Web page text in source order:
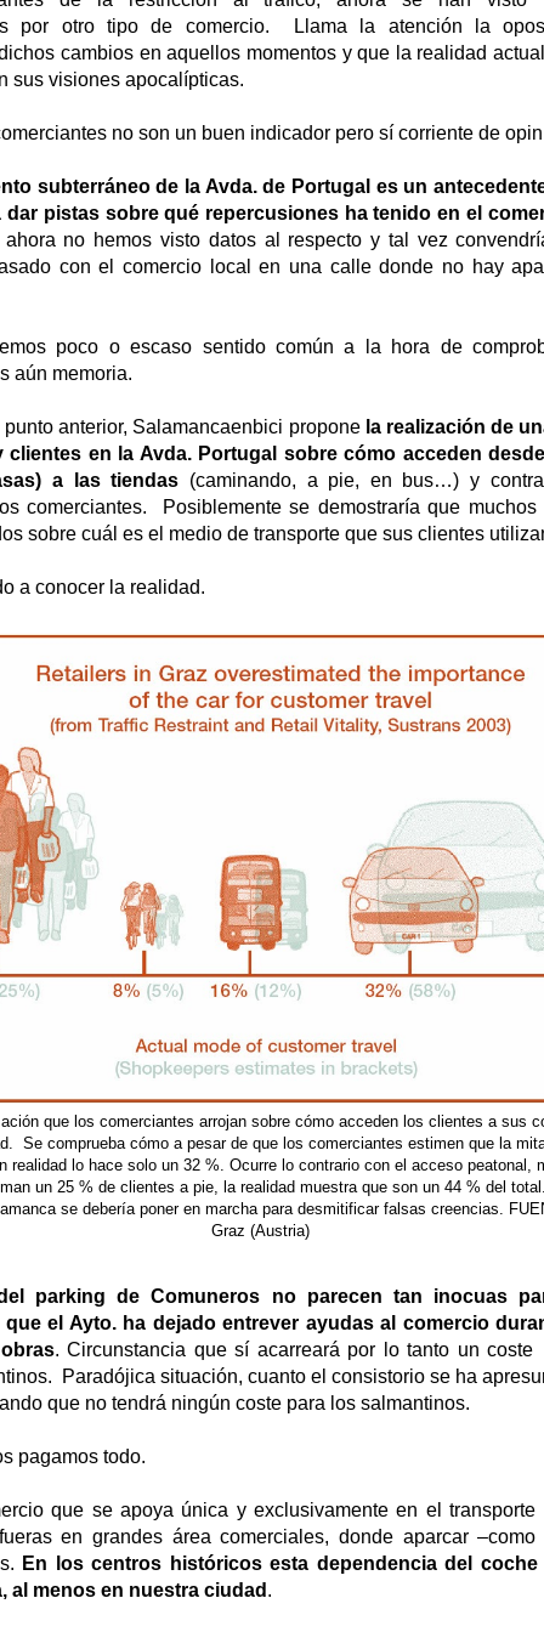
por otro tipo de comercio. Llama la atención la
cambios en aquellos momentos y que la realidad
sus visiones apocalípticas.
no son un buen indicador pero sí corriente de
subterráneo de la Avda. de Portugal es un
pistas sobre qué repercusiones ha tenido en el
no hemos visto datos al respecto y tal vez
con el comercio local en una calle donde no hay
poco o escaso sentido común a la hora de
aún memoria.
anterior, Salamancaenbici propone la realización de
clientes en la Avda. Portugal sobre cómo acceden
a las tiendas (caminando, a pie, en bus…) y
comerciantes. Posiblemente se demostraría que muchos
sobre cuál es el medio de transporte que sus clientes
a conocer la realidad.
que los comerciantes arrojan sobre cómo acceden los clientes a sus
Se comprueba cómo a pesar de que los comerciantes estimen que la
realidad lo hace solo un 32 %. Ocurre lo contrario con el acceso peatonal,
un 25 % de clientes a pie, la realidad muestra que son un 44 % del
se debería poner en marcha para desmitificar falsas creencias.
Graz (Austria)
parking de Comuneros no parecen tan inocuas
el Ayto. ha dejado entrever ayudas al comercio
. Circunstancia que sí acarreará por lo tanto un
Paradójica situación, cuanto el consistorio se ha
que no tendrá ningún coste para los salmantinos.
pagamos todo.
que se apoya única y exclusivamente en el transporte
en grandes área comerciales, donde aparcar
En los centros históricos esta dependencia del
al menos en nuestra ciudad .